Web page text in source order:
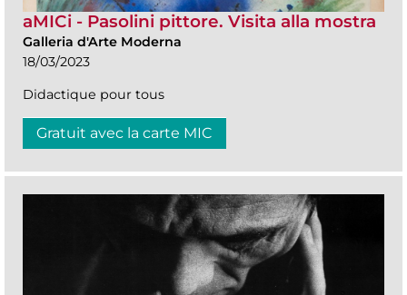
aMICi - Pasolini pittore. Visita alla mostra
Galleria d'Arte Moderna
18/03/2023
Didactique pour tous
Gratuit avec la carte MIC